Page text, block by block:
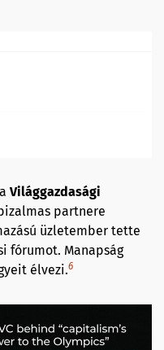
Világgazdasági
partnere
üzletember tette
fórumot. Manapság
élvezi.6